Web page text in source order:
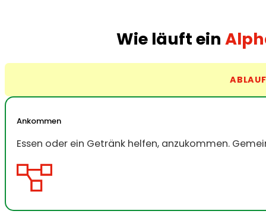
Wie läuft ein
ABLAUF
Ankommen
Essen oder ein Getränk helfen, anzukommen.